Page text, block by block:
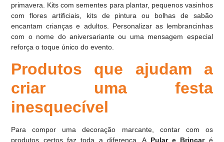
primavera. Kits com sementes para plantar, pequenos vasinhos
com flores artificiais, kits de pintura ou bolhas de sabão
encantam crianças e adultos. Personalizar as lembrancinhas
com o nome do aniversariante ou uma mensagem especial
reforça o toque único do evento.
Produtos que ajudam a
criar uma festa
inesquecível
Para compor uma decoração marcante, contar com os
produtos certos faz toda a diferença. A Pular e Brincaré